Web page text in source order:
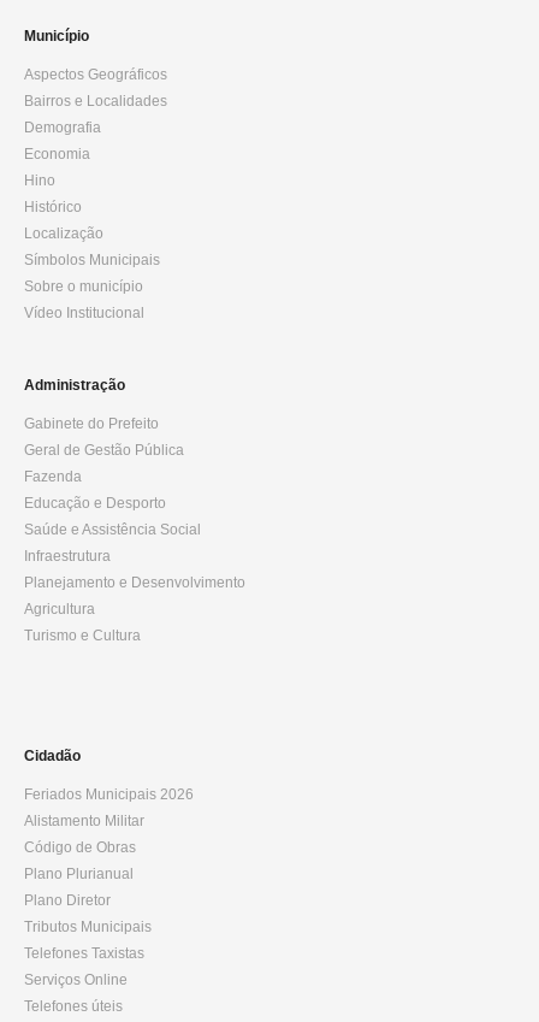
Município
Aspectos Geográficos
Bairros e Localidades
Demografia
Economia
Hino
Histórico
Localização
Símbolos Municipais
Sobre o município
Vídeo Institucional
Administração
Gabinete do Prefeito
Geral de Gestão Pública
Fazenda
Educação e Desporto
Saúde e Assistência Social
Infraestrutura
Planejamento e Desenvolvimento
Agricultura
Turismo e Cultura
Cidadão
Feriados Municipais 2026
Alistamento Militar
Código de Obras
Plano Plurianual
Plano Diretor
Tributos Municipais
Telefones Taxistas
Serviços Online
Telefones úteis